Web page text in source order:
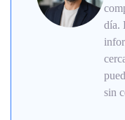
día.
sin